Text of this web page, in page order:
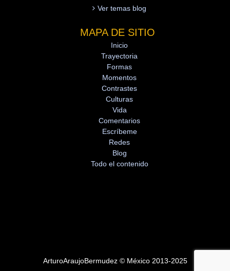
Ver temas blog
MAPA DE SITIO
Inicio
Trayectoria
Formas
Momentos
Contrastes
Culturas
Vida
Comentarios
Escríbeme
Redes
Blog
Todo el contenido
ArturoAraujoBermudez © México 2013-2025